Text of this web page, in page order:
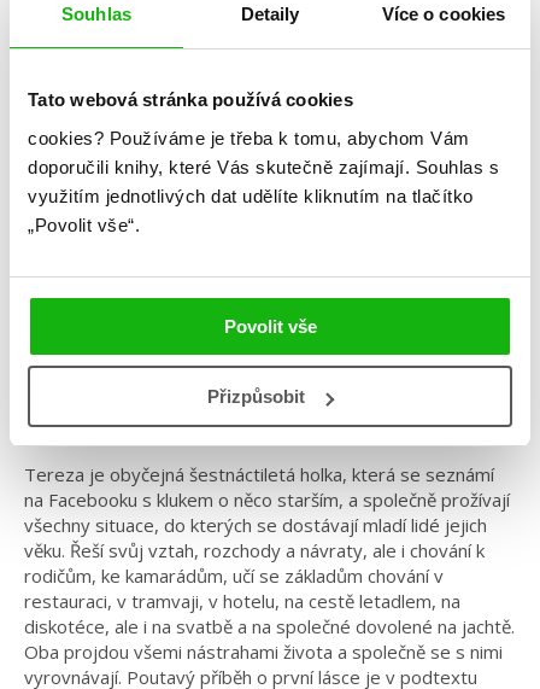
Souhlas Detaily Více o cookies
Tato webová stránka používá cookies
cookies? Používáme je třeba k tomu, abychom Vám
doporučili knihy, které Vás skutečně zajímají. Souhlas s
využitím jednotlivých dat udělíte kliknutím na tlačítko
„Povolit vše“.
Povolit vše
Přizpůsobit
Žánr: Contemporary
Tereza – Příběh s prvky etikety
Ladislav Špaček
#terezapříběhsprvkyetikety
Tereza je obyčejná šestnáctiletá holka, která se seznámí
na Facebooku s klukem o něco starším, a společně prožívají
všechny situace, do kterých se dostávají mladí lidé jejich
věku. Řeší svůj vztah, rozchody a návraty, ale i chování k
rodičům, ke kamarádům, učí se základům chování v
restauraci, v tramvaji, v hotelu, na cestě letadlem, na
diskotéce, ale i na svatbě a na společné dovolené na jachtě.
Oba projdou všemi nástrahami života a společně se s nimi
vyrovnávají. Poutavý příběh o první lásce je v podtextu